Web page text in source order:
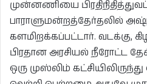
முன்னணியை
பாராளுமன்றத்தேர்தலில்
களமிறக்கப்பட்டார். வடக்கு,
பிரதான அரசியல் நீரோட்ட
ஒரு முஸ்லிம்